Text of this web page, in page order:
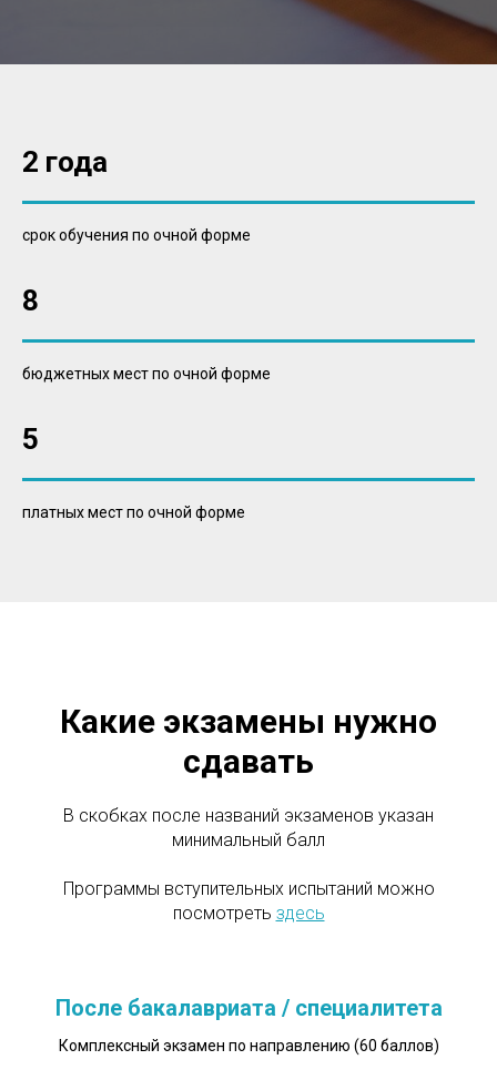
2 года
срок обучения по очной форме
8
бюджетных мест по очной форме
5
платных мест по очной форме
Какие экзамены нужно
сдавать
В скобках после названий экзаменов указан
минимальный балл
Программы вступительных испытаний можно
посмотреть здесь
После бакалавриата / специалитета
Комплексный экзамен по направлению (60 баллов)